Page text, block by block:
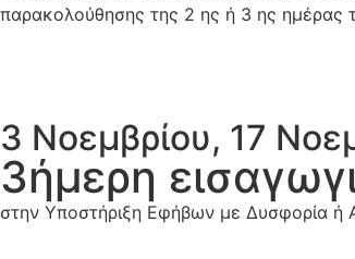
παρακολούθησης της 2 ης ή 3 ης ημέρας
3 Νοεμβρίου, 17
3ήμερη
στην Υποστήριξη Εφήβων με Δυσφορία ή